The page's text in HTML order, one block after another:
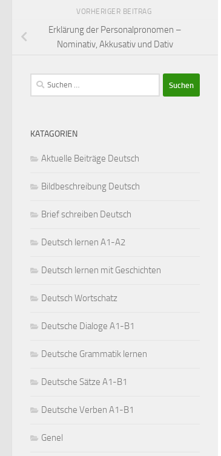
VORHERIGER BEITRAG
Erklärung der Personalpronomen –
Nominativ, Akkusativ und Dativ
Suchen
nach:
KATAGORIEN
Aktuelle Beiträge Deutsch
Bildbeschreibung Deutsch
Brief schreiben Deutsch
Deutsch lernen A1-A2
Deutsch lernen mit Geschichten
Deutsch Wortschatz
Deutsche Dialoge A1-B1
Deutsche Grammatik lernen
Deutsche Sätze A1-B1
Deutsche Verben A1-B1
Genel